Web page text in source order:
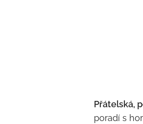
Přátelská,
poradí s